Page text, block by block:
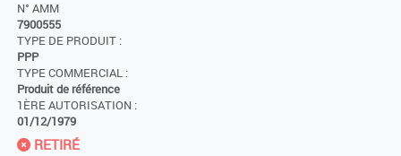
N° AMM
7900555
TYPE DE PRODUIT :
PPP
TYPE COMMERCIAL :
Produit de référence
1ÈRE AUTORISATION :
01/12/1979
RETIRÉ